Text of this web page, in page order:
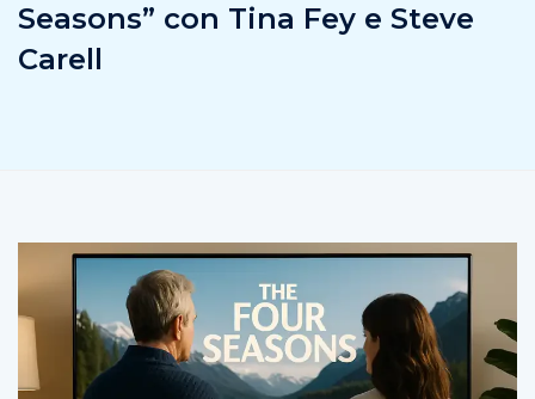
Seasons” con Tina Fey e Steve
Carell